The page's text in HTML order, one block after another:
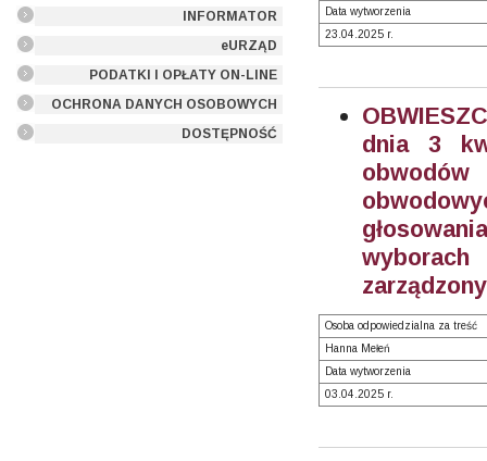
INFORMATOR
eURZĄD
PODATKI I OPŁATY ON-LINE
OCHRONA DANYCH OSOBOWYCH
DOSTĘPNOŚĆ
Data wytworzenia
23.04.2025 r.
dnia 3
Osoba odpowiedzialna za treść
Hanna Mełeń
Data wytworzenia
03.04.2025 r.